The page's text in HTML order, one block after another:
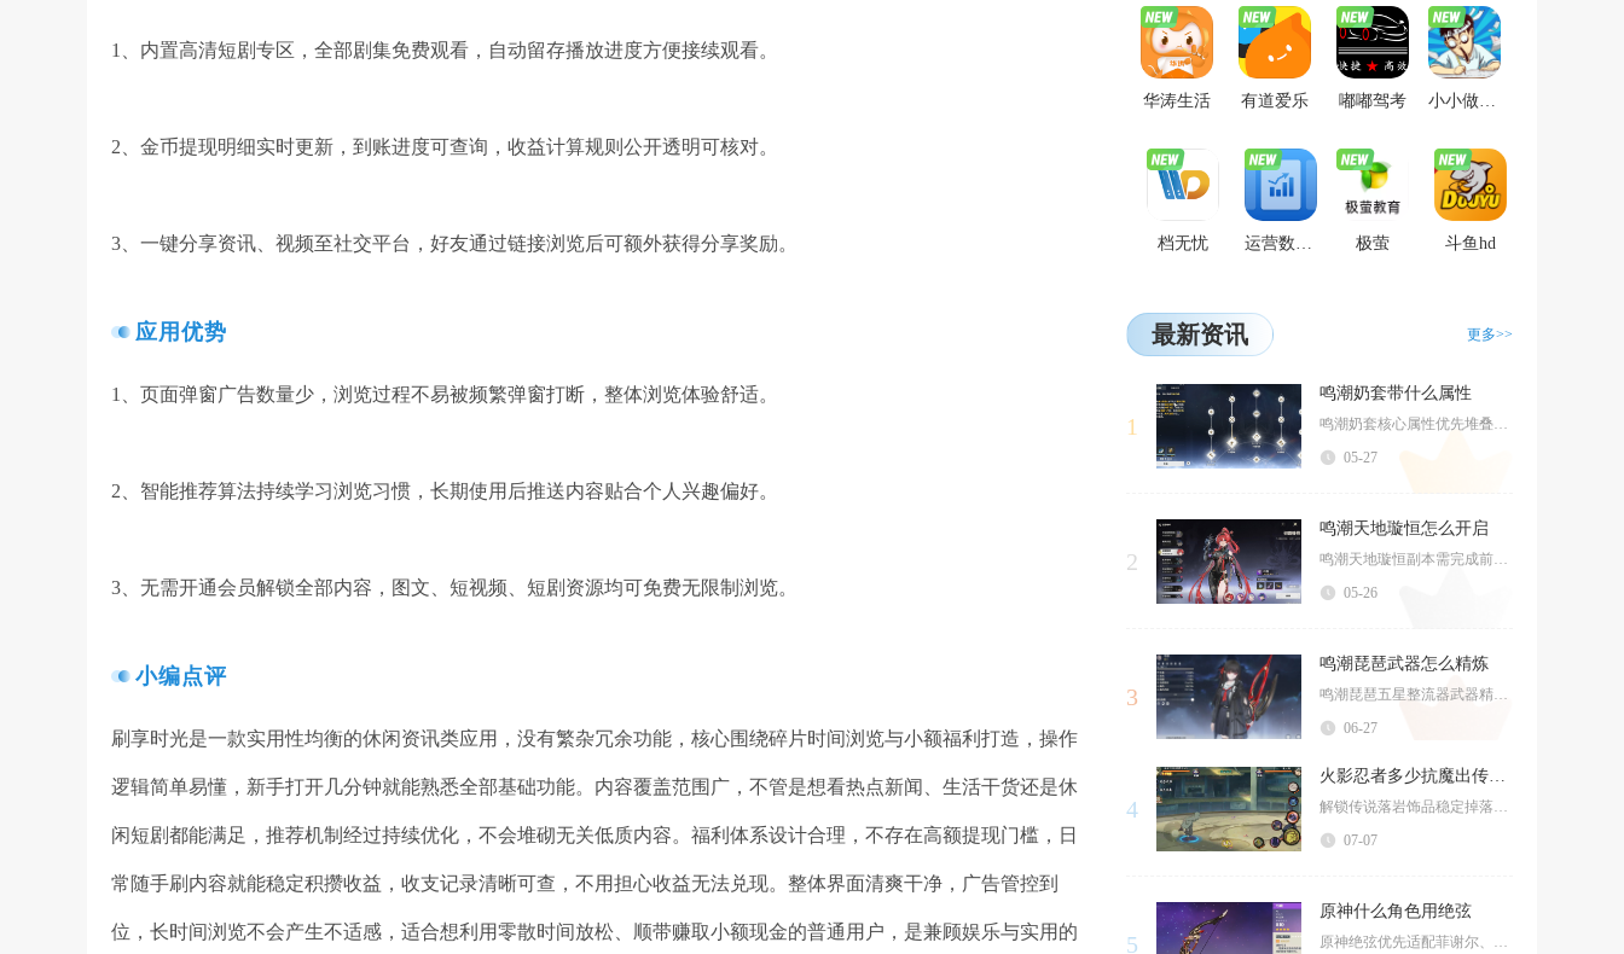
1、内置高清短剧专区，全部剧集免费观看，自动留存播放进度方便接续观看。
2、金币提现明细实时更新，到账进度可查询，收益计算规则公开透明可核对。
3、一键分享资讯、视频至社交平台，好友通过链接浏览后可额外获得分享奖励。
应用优势
1、页面弹窗广告数量少，浏览过程不易被频繁弹窗打断，整体浏览体验舒适。
2、智能推荐算法持续学习浏览习惯，长期使用后推送内容贴合个人兴趣偏好。
3、无需开通会员解锁全部内容，图文、短视频、短剧资源均可免费无限制浏览。
小编点评
刷享时光是一款实用性均衡的休闲资讯类应用，没有繁杂冗余功能，核心围绕碎片时间浏览与小额福利打造，操作
逻辑简单易懂，新手打开几分钟就能熟悉全部基础功能。内容覆盖范围广，不管是想看热点新闻、生活干货还是休
闲短剧都能满足，推荐机制经过持续优化，不会堆砌无关低质内容。福利体系设计合理，不存在高额提现门槛，日
常随手刷内容就能稳定积攒收益，收支记录清晰可查，不用担心收益无法兑现。整体界面清爽干净，广告管控到
位，长时间浏览不会产生不适感，适合想利用零散时间放松、顺带赚取小额现金的普通用户，是兼顾娱乐与实用的
华涛生活 有道爱乐 嘟嘟驾考 小小做题家
档无忧 运营数智仓 极萤 斗鱼hd
最新资讯 更多>>
1
鸣潮奶套带什么属性
鸣潮奶套核心属性优先堆叠共鸣效率，主词条选治疗加成/防御%、共鸣效率，副词优先级共鸣效率>...
05-27
2
鸣潮天地璇恒怎么开启
鸣潮天地璇恒副本需完成前置任务“重启雷达”才能解锁，该任务在荒石高地伏波阵附近接取，核心是...
05-26
3
鸣潮琵琶武器怎么精炼
鸣潮琵琶五星整流器武器精炼核心规则为必须消耗同名琵琶武器搭配贝币完成谐振升级，精炼上限为五...
06-27
4
火影忍者多少抗魔出传说落岩饰品
解锁传说落岩饰品稳定掉落的抗魔区间为18000至22400，角色等级同步达到100级是必备...
07-07
5
原神什么角色用绝弦
原神绝弦优先适配菲谢尔、温迪，次选达达利亚、提纳里、九条裟罗、辅助流甘雨，这把四星弓依靠元...